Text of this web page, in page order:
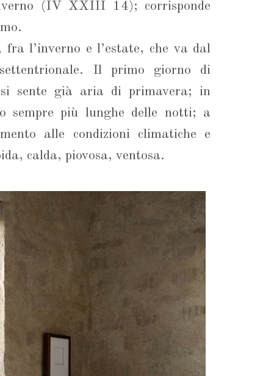
(IV XXIII 14); corrisponde
l’inverno e l’estate, che va dal
Il primo giorno di
sente già aria di primavera; in
sempre più lunghe delle notti; a
alle condizioni climatiche e
calda, piovosa, ventosa.